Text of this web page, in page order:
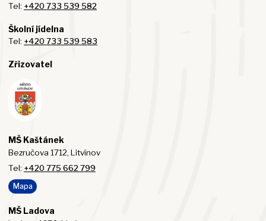
Tel: +420 733 539 582
Školní jídelna
Tel: +420 733 539 583
Zřizovatel
MŠ Kaštánek
Bezručova 1712, Litvínov
Tel: +420 775 662 799
Mapa
MŠ Ladova